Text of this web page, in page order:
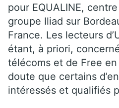
pour EQUALINE,
groupe Iliad sur
France. Les lecteurs
étant, à priori,
télécoms et de Free
doute que certains
intéressés et qualifiés